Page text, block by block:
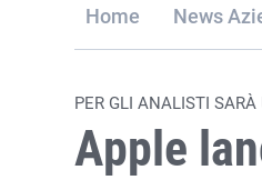
Home
PER GLI ANALISTI
Apple